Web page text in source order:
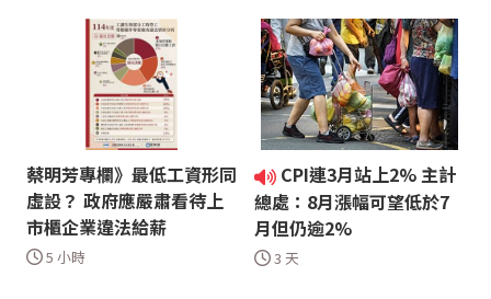
蔡明芳專欄》最低工資形同
虛設？ 政府應嚴肅看待上
市櫃企業違法給薪
5 小時
CPI連3月站上2% 主計
總處：8月漲幅可望低於7
月但仍逾2%
3 天